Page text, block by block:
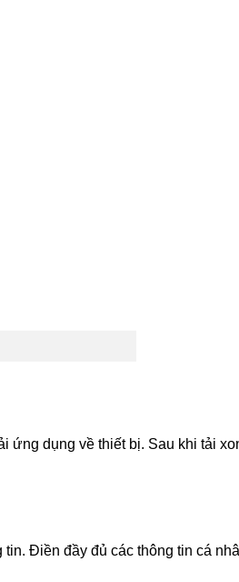
ứng dụng về thiết bị. Sau khi tải
Điền đầy đủ các thông tin cá